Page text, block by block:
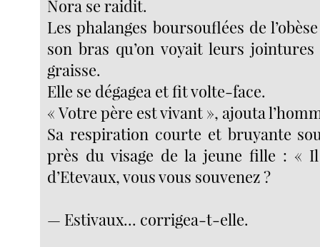
Nora se raidit.
Les phalanges boursouflées de
son bras qu’on voyait leurs
graisse.
Elle se dégagea et fit volte-face.
« Votre père est vivant », ajouta
Sa respiration courte et bruyante
près du visage de la jeune fille : «
d’Etevaux, vous vous souvenez ?
— Estivaux... corrigea-t-elle.